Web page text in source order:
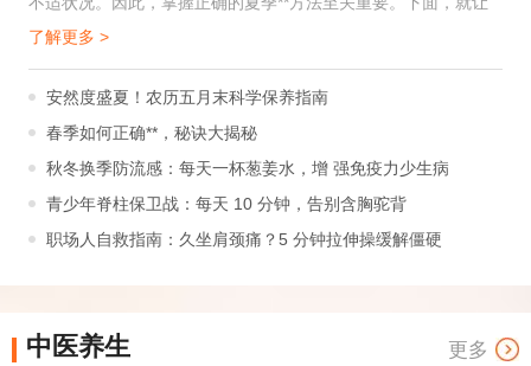
我们一起深入了解夏季**的注意事项，让大家在这个夏天能够安
然度过。
了解更多 >
安然度盛夏！农历五月末科学保养指南
春季如何正确**，秘诀大揭秘
秋冬换季防流感：每天一杯葱姜水，增 强免疫力少生病
青少年脊柱保卫战：每天 10 分钟，告别含胸驼背
职场人自救指南：久坐肩颈痛？5 分钟拉伸操缓解僵硬
中医养生 更多